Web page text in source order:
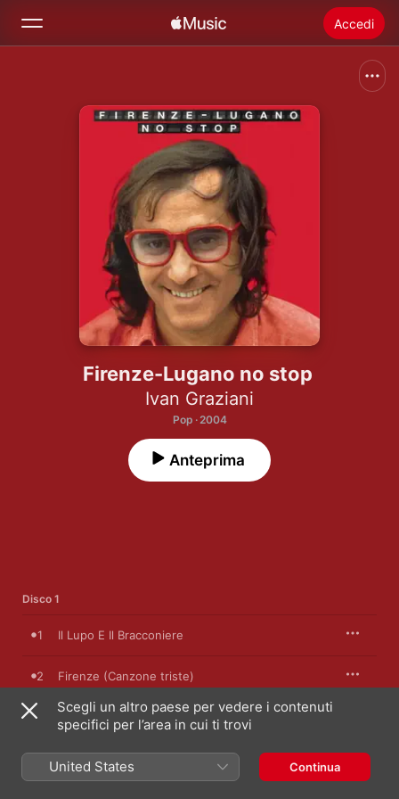
Accedi
Installare Apple Music
Firenze-Lugano no stop
Ivan Graziani
Pop · 2004
Anteprima
Disco 1
1 Il Lupo E Il Bracconiere
2 Firenze (Canzone triste)
3 Il Chitarrista
4 Agnese
Scegli un altro paese per vedere i contenuti
specifici per l’area in cui ti trovi
United States Continua